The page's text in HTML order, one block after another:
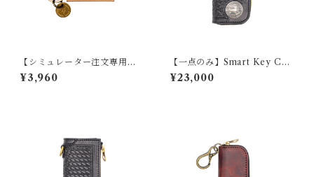
【シミュレーター注文専用】
本革ナンバープレートキーホ
ルダー
¥3,960
【一点のみ】Smart Key Cas
e 『GROUND Concho BAS
KET』
¥23,000